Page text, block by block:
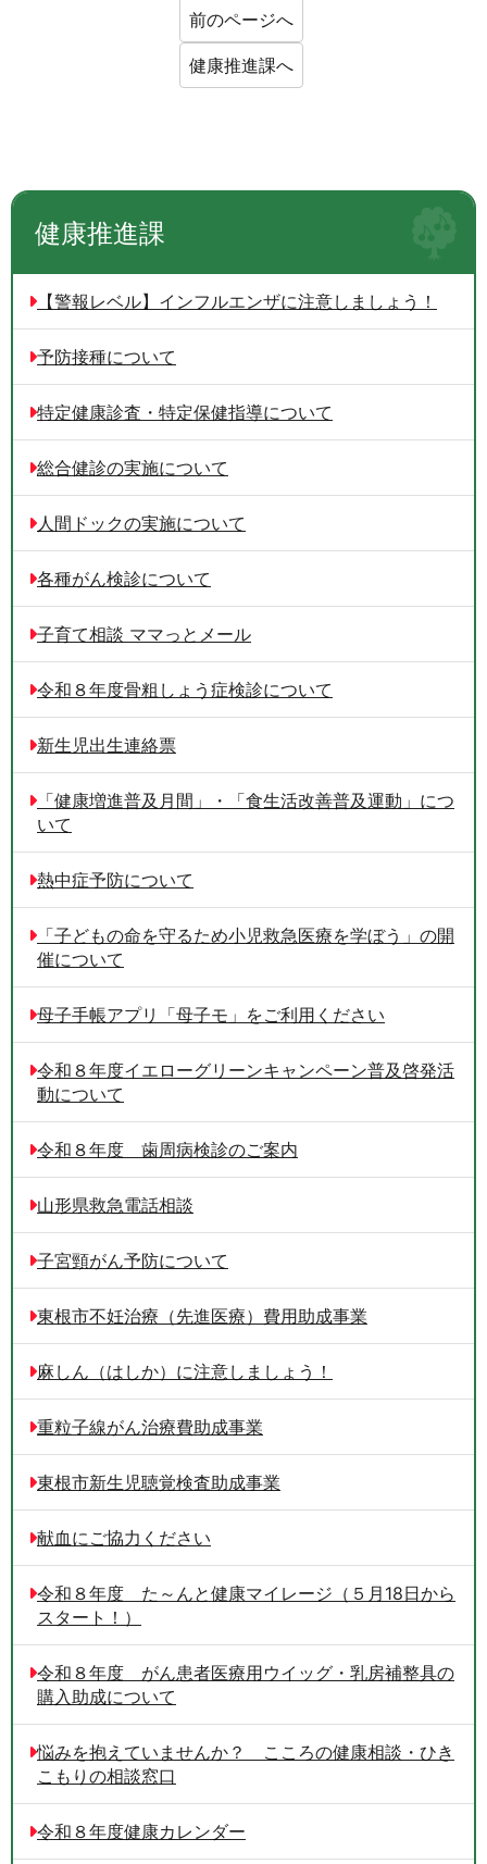
前のページへ
健康推進課へ
健康推進課
【警報レベル】インフルエンザに注意しましょう！
予防接種について
特定健康診査・特定保健指導について
総合健診の実施について
人間ドックの実施について
各種がん検診について
子育て相談 ママっとメール
令和８年度骨粗しょう症検診について
新生児出生連絡票
「健康増進普及月間」・「食生活改善普及運動」につ
いて
熱中症予防について
「子どもの命を守るため小児救急医療を学ぼう」の開
催について
母子手帳アプリ「母子モ」をご利用ください
令和８年度イエローグリーンキャンペーン普及啓発活
動について
令和８年度 歯周病検診のご案内
山形県救急電話相談
子宮頸がん予防について
東根市不妊治療（先進医療）費用助成事業
麻しん（はしか）に注意しましょう！
重粒子線がん治療費助成事業
東根市新生児聴覚検査助成事業
献血にご協力ください
令和８年度 た～んと健康マイレージ（５月18日から
スタート！）
令和８年度 がん患者医療用ウイッグ・乳房補整具の
購入助成について
悩みを抱えていませんか？ こころの健康相談・ひき
こもりの相談窓口
令和８年度健康カレンダー